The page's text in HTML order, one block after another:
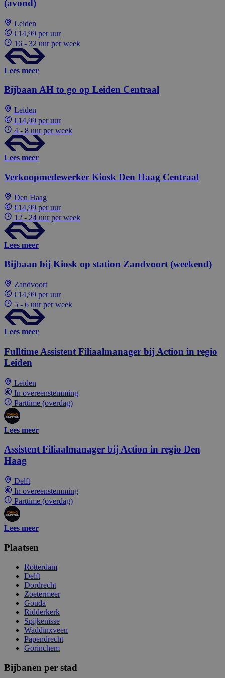
(avond)
Leiden
€14,99 per uur
16 - 32 uur per week
Lees meer
Bijbaan AH to go op Leiden Centraal
Leiden
€14,99 per uur
4 - 8 uur per week
Lees meer
Verkoopmedewerker Kiosk Den Haag Centraal
Den Haag
€14,99 per uur
12 - 24 uur per week
Lees meer
Bijbaan bij Kiosk op station Zandvoort (weekend)
Zandvoort
€14,99 per uur
5 - 6 uur per week
Lees meer
Fulltime Assistent Filiaalmanager bij Action in regio
Leiden
Leiden
In overeenstemming
Parttime (overdag)
Lees meer
Assistent Filiaalmanager bij Action in regio Den
Haag
Delft
In overeenstemming
Parttime (overdag)
Lees meer
Plaatsen
Rotterdam
Delft
Dordrecht
Zoetermeer
Gouda
Ridderkerk
Spijkenisse
Waddinxveen
Papendrecht
Gorinchem
Bijbanen per stad